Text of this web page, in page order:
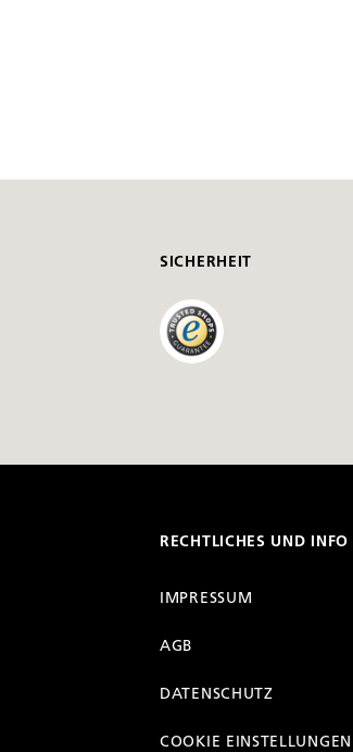
SICHERHEIT
RECHTLICHES UND INFO
IMPRESSUM
AGB
DATENSCHUTZ
COOKIE EINSTELLUNGEN